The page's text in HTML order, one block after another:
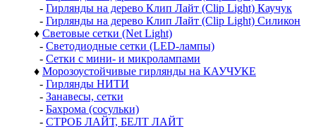
- Гирлянды на дерево Клип Лайт (Clip Light) Каучук
- Гирлянды на дерево Клип Лайт (Clip Light) Силикон
♦ Световые сетки (Net Light)
- Светодиодные сетки (LED-лампы)
- Сетки с мини- и микролампами
♦ Морозоустойчивые гирлянды на КАУЧУКЕ
- Гирлянды НИТИ
- Занавесы, сетки
- Бахрома (сосульки)
- СТРОБ ЛАЙТ, БЕЛТ ЛАЙТ